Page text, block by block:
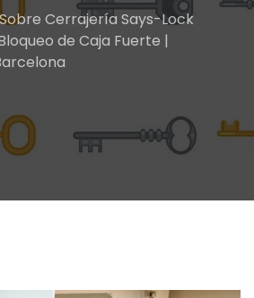
Sobre Cerrajería Says-Lock
de Caja Fuerte |